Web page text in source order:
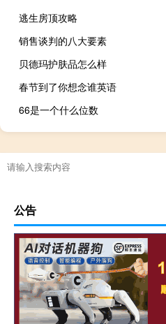
逃生房顶攻略
销售谈判的八大要素
贝德玛护肤品怎么样
春节到了你想念谁英语
66是一个什么位数
公告